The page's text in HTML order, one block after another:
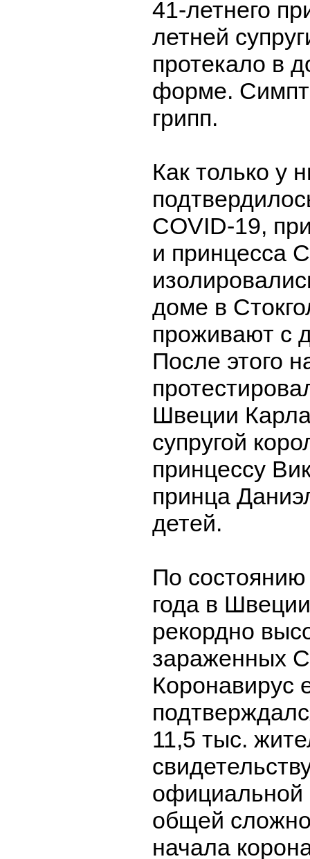
41-летнего
летней
протекало в
форме.
грипп.
Как только у
COVID-19,
и принцесса
доме в
проживают с
После этого
Швеции
супругой
принцессу
принца
детей.
По
года в
рекордно
зараженных
Коронавирус
11,5 тыс.
официальной
общей
начала